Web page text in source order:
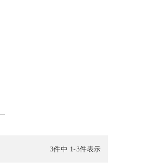
3件中 1-3件表示